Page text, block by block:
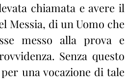
chiamata e avere il
Messia, di un Uomo che
messo alla prova e
Senza questo
una vocazione di tale